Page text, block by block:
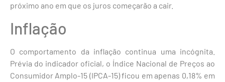
próximo ano em que os juros começarão a cair.
Inflação
O comportamento da inflação continua uma incógnita.
Prévia do indicador oficial, o Índice Nacional de Preços ao
Consumidor Amplo-15 (IPCA-15) ficou em apenas 0,18% em